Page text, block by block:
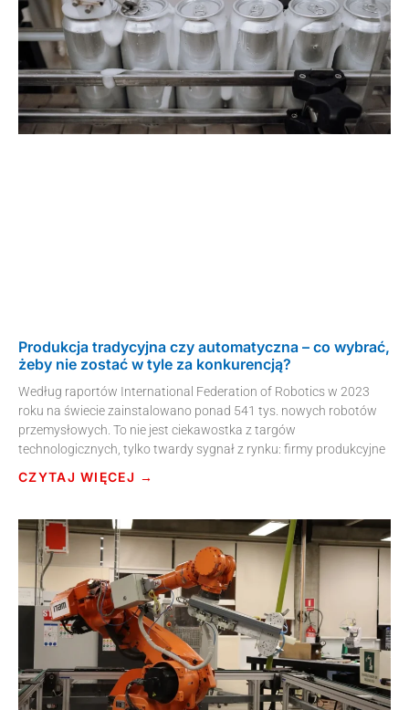
Produkcja tradycyjna czy automatyczna – co wybrać,
żeby nie zostać w tyle za konkurencją?
Według raportów International Federation of Robotics w 2023
roku na świecie zainstalowano ponad 541 tys. nowych robotów
przemysłowych. To nie jest ciekawostka z targów
technologicznych, tylko twardy sygnał z rynku: firmy produkcyjne
CZYTAJ WIĘCEJ →